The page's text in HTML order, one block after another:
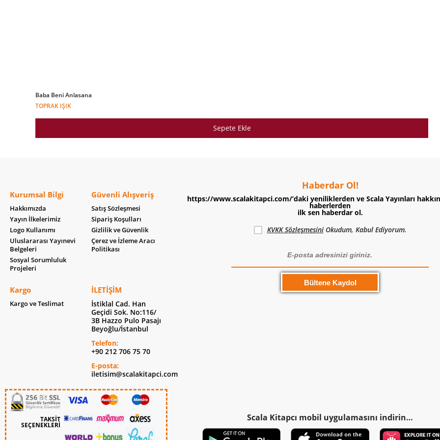
Baba Beni Anlasana
TOPRAK IŞIK
Sepete Ekle
Kurumsal Bilgi
Hakkımızda
Yayın İlkelerimiz
Logo Kullanımı
Uluslararası Yayınevi
Belgeleri
Sosyal Sorumluluk
Projeleri
Güvenli Alışveriş
Satış Sözleşmesi
Sipariş Koşulları
Gizlilik ve Güvenlik
Çerez ve İzleme Aracı
Politikası
Kargo
Kargo ve Teslimat
İLETIŞIM
İstiklal Cad. Han
Geçidi Sok. No:116/
3B Hazzo Pulo Pasajı
Beyoğlu/İstanbul
Telefon:
+90 212 706 75 70
E-posta:
iletisim@scalakitapci.com
TAKSİT
SEÇENEKLERİ
Haberdar Ol!
https://www.scalakitapci.com/’daki yeniliklerden ve Scala Yayınları
haberlerden
ilk sen haberdar ol.
KVKK SözleşmesiniOkudum, Kabul Ediyorum.
Scala Kitapcı mobil uygulamasını indirin…